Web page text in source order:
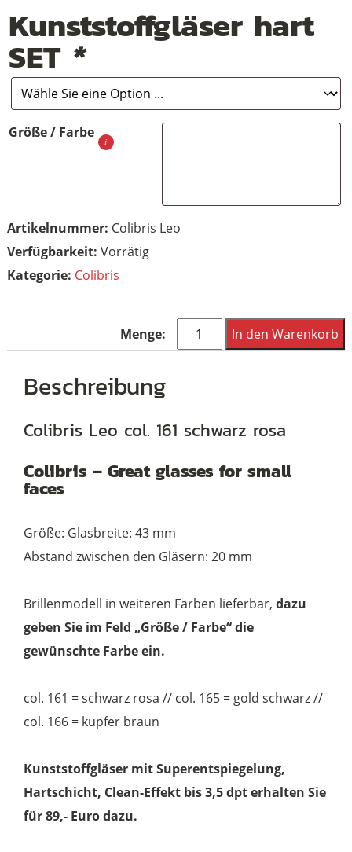
Kunststoffgläser hart
SET *
Größe / Farbe
Artikelnummer: Colibris Leo
Vorrätig
Kategorie: Colibris
Colibris
Leo
Menge
In den Warenkorb
Beschreibung
Colibris Leo col. 161 schwarz rosa
Colibris – Great glasses for small
faces
Größe: Glasbreite: 43 mm
Abstand zwischen den Gläsern: 20 mm
Brillenmodell in weiteren Farben lieferbar,dazu
geben Sie im Feld „Größe / Farbe“ die
gewünschte Farbe ein.
col. 161 = schwarz rosa // col. 165 = gold schwarz //
col. 166 = kupfer braun
Kunststoffgläser mit Superentspiegelung,
Hartschicht, Clean-Effekt bis 3,5 dpt erhalten Sie
für 89,- Euro dazu.